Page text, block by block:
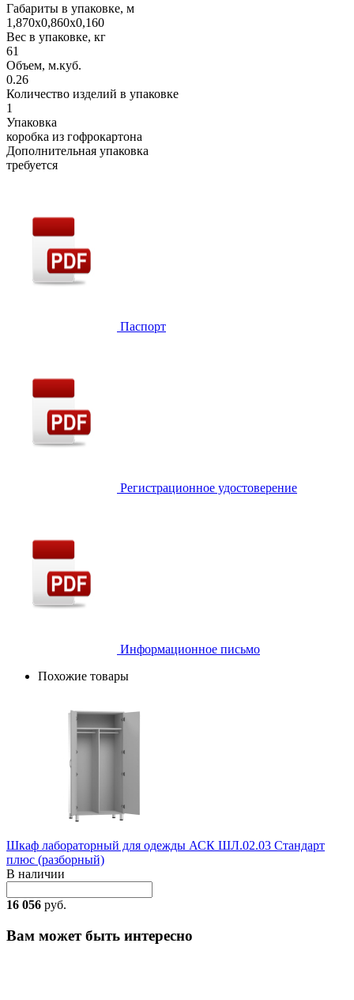
Габариты в упаковке, м
1,870х0,860х0,160
Вес в упаковке, кг
61
Объем, м.куб.
0.26
Количество изделий в упаковке
1
Упаковка
коробка из гофрокартона
Дополнительная упаковка
требуется
Паспорт
Регистрационное удостоверение
Информационное письмо
Похожие товары
Шкаф лабораторный для одежды АСК ШЛ.02.03 Стандарт
плюс (разборный)
В наличии
16 056 руб.
Вам может быть интересно